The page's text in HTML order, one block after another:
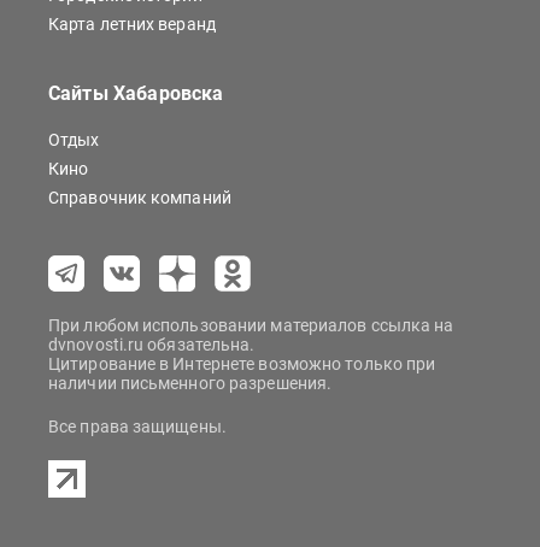
Карта летних веранд
Сайты Хабаровска
Отдых
Кино
Справочник компаний
При любом использовании материалов ссылка на
dvnovosti.ru обязательна.
Цитирование в Интернете возможно только при
наличии письменного разрешения.
Все права защищены.